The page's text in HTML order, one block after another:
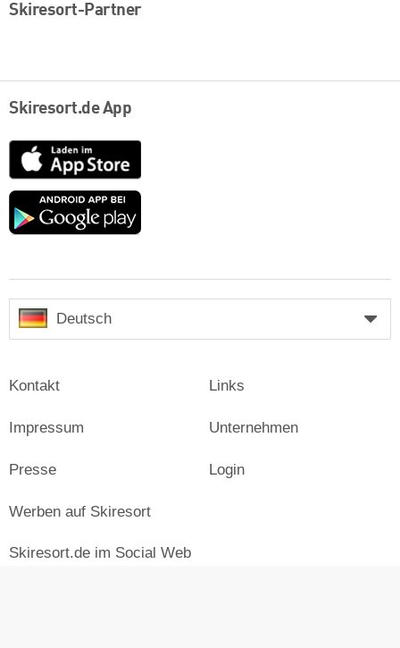
Skiresort-Partner
Skiresort.de App
App
Store
Google
Deutsch
Kontakt
Impressum
Presse
Links
Unternehmen
Login
Werben auf Skiresort
Skiresort.de im Social Web